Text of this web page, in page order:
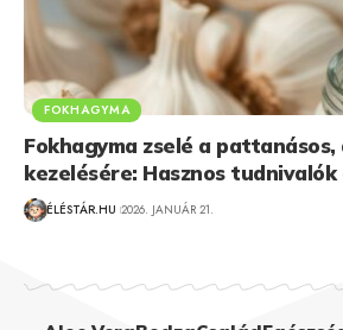
FOKHAGYMA
Fokhagyma zselé a pattanásos,
kezelésére: Hasznos
ÉLÉSTÁR.HU 2026. JANUÁR 21.